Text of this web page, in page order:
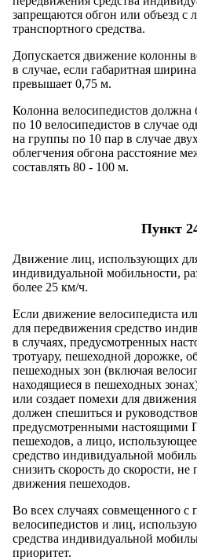
запрещаются обгон или объезд с
транспортного средства.
Допускается движение колонны
в случае, если габаритная
превышает 0,75 м.
Колонна велосипедистов должна
по 10 велосипедистов в случае
на группы по 10 пар в случае
облегчения обгона расстояние
составлять 80 - 100 м.
Пункт
Движение лиц, использующих
индивидуальной мобильности,
более 25 км/ч.
Если движение велосипедиста
для передвижения средство
в случаях, предусмотренных
тротуару, пешеходной дорожке,
пешеходных зон (включая
находящиеся в пешеходных
или создает помехи для
должен спешиться и
предусмотренными настоящими
пешеходов, а лицо,
средство индивидуальной
снизить скорость до скорости,
движения пешеходов.
Во всех случаях совмещенного
велосипедистов и лиц,
средства индивидуальной
приоритет.